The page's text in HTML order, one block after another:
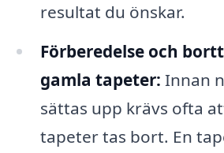
resultat du önskar.
Förberedelse och
gamla tapeter: Innan
sättas upp krävs ofta
tapeter tas bort. En